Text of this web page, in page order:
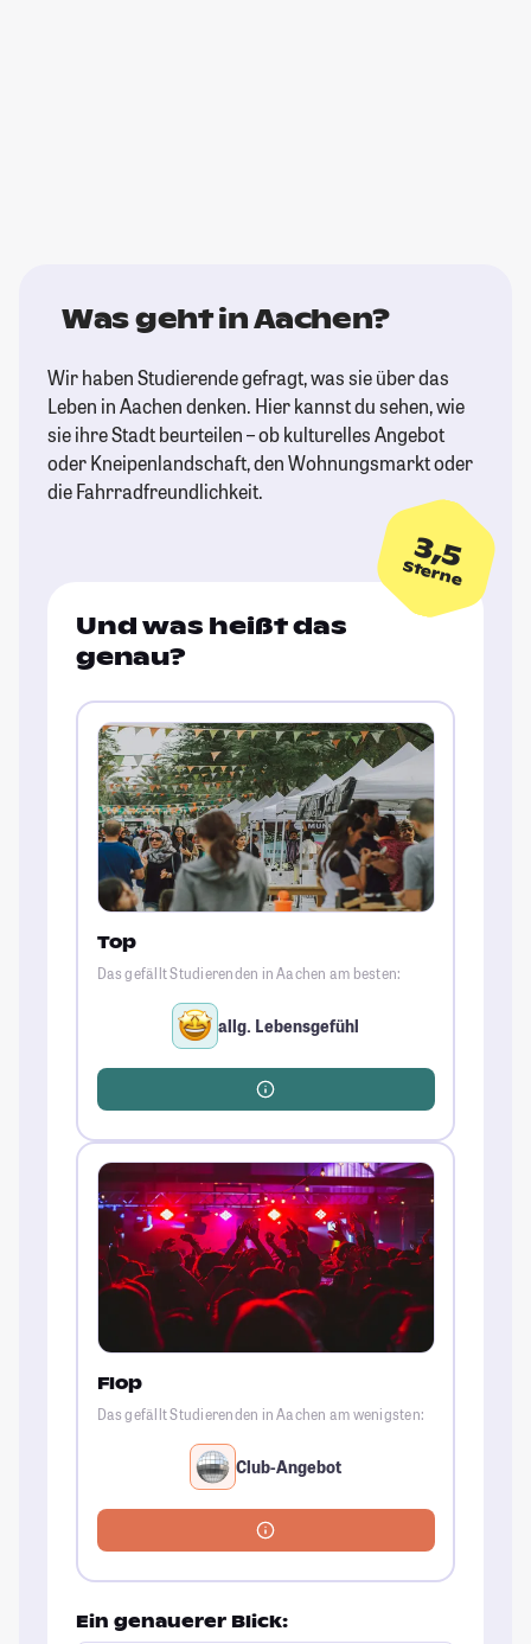
Was geht in Aachen?
Wir haben Studierende gefragt, was sie über das
Leben in Aachen denken. Hier kannst du sehen, wie
sie ihre Stadt beurteilen – ob kulturelles Angebot
oder Kneipenlandschaft, den Wohnungsmarkt oder
die Fahrradfreundlichkeit.
3,5
Sterne
Und was heißt das
genau?
Top
Das gefällt Studierenden in Aachen am besten:
allg. Lebensgefühl
Flop
Das gefällt Studierenden in Aachen am wenigsten:
Club-Angebot
Ein genauerer Blick: